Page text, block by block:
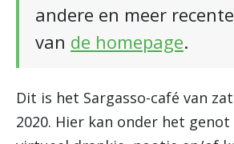
andere en meer
van de homepage.
Dit is het Sargasso-café van
2020. Hier kan onder het genot